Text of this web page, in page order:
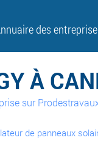
des
À
sur
de panneaux